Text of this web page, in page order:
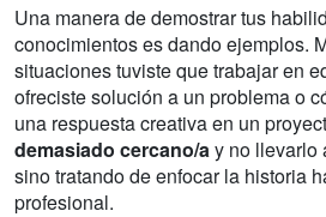
Una manera de demostrar tus
conocimientos es dando ejemplos.
situaciones tuviste que trabajar en
ofreciste solución a un problema o
una respuesta creativa en un
demasiado cercano/a y no llevarlo
sino tratando de enfocar la historia
profesional.